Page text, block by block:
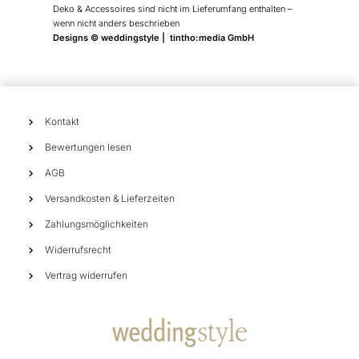
Deko & Accessoires sind nicht im Lieferumfang enthalten –
wenn nicht anders beschrieben
Designs © weddingstyle | tintho:media GmbH
Kontakt
Bewertungen lesen
AGB
Versandkosten & Lieferzeiten
Zahlungsmöglichkeiten
Widerrufsrecht
Vertrag widerrufen